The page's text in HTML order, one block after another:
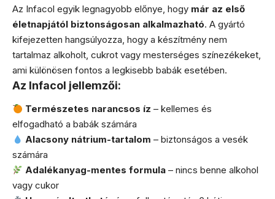
Az Infacol egyik legnagyobb előnye, hogy már az első
életnapjától biztonságosan alkalmazható. A gyártó
kifejezetten hangsúlyozza, hogy a készítmény nem
tartalmaz alkoholt, cukrot vagy mesterséges színezékeket,
ami különösen fontos a legkisebb babák esetében.
Az Infacol jellemzői:
Természetes narancsos íz – kellemes és
elfogadható a babák számára
Alacsony nátrium-tartalom – biztonságos a vesék
számára
Adalékanyag-mentes formula – nincs benne alkohol
vagy cukor